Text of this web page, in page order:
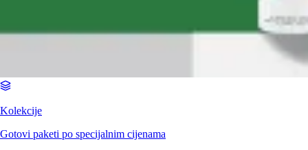
Kolekcije
Gotovi paketi po specijalnim cijenama